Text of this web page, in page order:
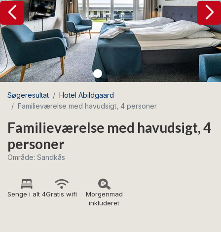
Søgeresultat
Hotel Abildgaard
Familieværelse med havudsigt, 4 personer
Familieværelse med havudsigt, 4
personer
Område: Sandkås
Senge i alt 4Gratis wifi
Morgenmad
inkluderet